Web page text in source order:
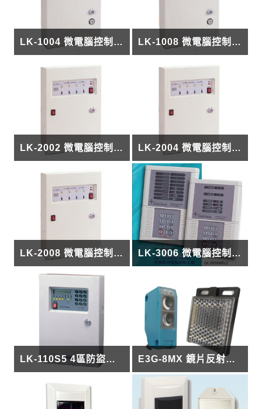
LK-1004 微電腦控制主機 LK-1008 微電腦控制主機
LK-2002 微電腦控制主機 LK-2004 微電腦控制主機
LK-2008 微電腦控制主機 LK-3006 微電腦控制主機
LK-110S5 4區防盜主機 E3G-8MX 鏡片反射式光電開關